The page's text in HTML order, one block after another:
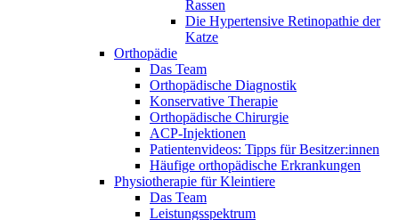
Rassen
Die Hypertensive Retinopathie der
Katze
Orthopädie
Das Team
Orthopädische Diagnostik
Konservative Therapie
Orthopädische Chirurgie
ACP-Injektionen
Patientenvideos: Tipps für Besitzer:innen
Häufige orthopädische Erkrankungen
Physiotherapie für Kleintiere
Das Team
Leistungsspektrum